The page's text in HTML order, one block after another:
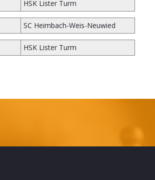
HSK Lister Turm
SC Heimbach-Weis-Neuwied
HSK Lister Turm